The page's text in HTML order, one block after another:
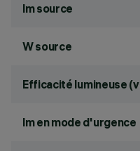
lm source
W source
Efficacité lumineuse
lm en mode d'urgence